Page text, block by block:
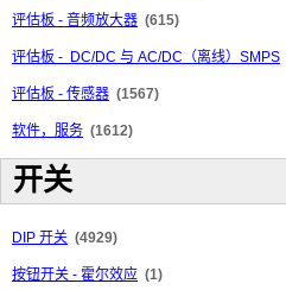
评估板 - 音频放大器 (615)
评估板 - DC/DC 与 AC/DC（离线）SMPS
评估板 - 传感器 (1567)
软件，服务 (1612)
开关
DIP 开关 (4929)
按钮开关 - 霍尔效应 (1)